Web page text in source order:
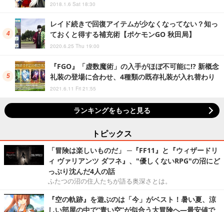
2018.1.6 Sat 18:30
レイド続きで回復アイテムが少なくなってない？知っ
ておくと得する補充術【ポケモンGO 秋田局】
2020.6.25 Thu 19:00
『FGO』「虚数魔術」の入手がほぼ不可能に!? 新概念
礼装の登場に合わせ、4種類の既存礼装が入れ替わり
2021.6.11 Fri 21:55
ランキングをもっと見る
トピックス
「冒険は楽しいものだ」 ─『FF11』と『ウィザードリ
ィ ヴァリアンツ ダフネ』、"優しくないRPG"の沼にど
っぷり沈んだ4人の話
ふたつの沼の住人たちが語る奥深さとは。
『空の軌跡』を遊ぶのは「今」がベスト！暑い夏、涼
しい部屋の中で“青い空”が似合う大冒険へ―最安値で